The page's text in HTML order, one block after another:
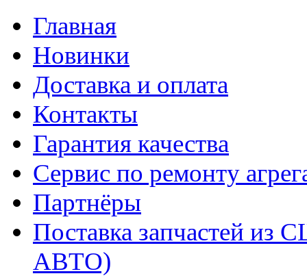
Главная
Новинки
Доставка и оплата
Контакты
Гарантия качества
Сервис по ремонту
Партнёры
Поставка запчастей
АВТО)